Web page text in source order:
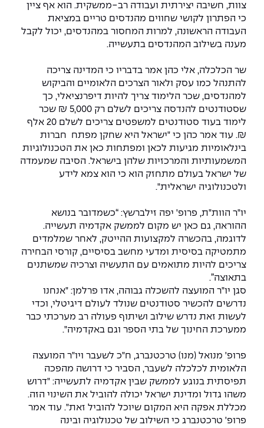
צוות, חשיבה יצירתית ועבודה רב-ממשקית. הוא אף ציין
כי הפתרון לקושי שחווים מהנדסים טריים במציאת
העבודה הראשונה, למרות המחסור במהנדסים, יכול לקבל
מענה בשילוב המהנדסים בתעשייה.
שר הכלכלה, אלי כהן אמר בדבריו כי המדינה צריכה
להתנהל כמו עסק ולאור הצרכים הלאומיים והביקוש
למהנדסים, שכר הלימוד צריך להיות דיפרנציאלי, כך
שסטודנטים להנדסה צריכים לשלם רק 5,000 ₪ שכר
לימוד בעוד סטודנטים למשפטים צריכים לשלם 20 אלף
₪. עוד אמר כהן כי "ישראל היא שחקן מפתח חברות
בינלאומיות מגיעות לכאן ומפתחות כאן את הטכנולוגיות
המשמעותיות והמרכזיות שלהן בישראל. הסיבה שמעמדה
של ישראל בעולם מתחזק הוא כי הוא צמא לידע
ולטכנולוגיה ישראלית".
יו"ר הוות"ת, פרופ' יפה זילברשץ: “כשמדובר בנושא
ההוראה, גם כאן יש מקום לממשק אקדמיה תעשייה.
לדוגמה, בהכשרה למקצועות ההייטק, לאחר שמלמדים
מתמטיקה בסיסית ומדעי מחשב בסיסיים, קורסי הבחירה
צריכים להיות מתואמים עם התעשיה וצרכיה שמשתנים
בתאוצה”.
סגן יו"ר המועצה להשכלה גבוהה, אדו פרלמן: "אנחנו
נדרשים להכשיר סטודנטים שנולד לעולם דיגיטלי, וכדי
לעשות זאת נדרש שילוב ושיתוף פעולה רב מערכתי כבר
ממערכת החינוך של בתי הספר וגם באקדמיה".
פרופ' מנואל (מנו) טרכטנברג, ח"כ לשעבר ויו"ר המועצה
הלאומית לכלכלה לשעבר, הסביר כי דרושה מהפכה
תפיסתית בנוגע לממשק שבין אקדמיה לתעשייה: "דרוש
משהו גדול ומדינת ישראל יכולה להוביל את השינוי הזה.
מכללת אפקה היא המקום שיוכל להוביל זאת". עוד אמר
פרופ' טרכטנברג כי השילוב של טכנולוגיה ובינה
לעבוד באפקה
אזור אישי
כניסה לסגל
כניסה לסטודנטים
היחידה ללימודי חוץ
קורס ניהול מוצר בשילוב AI
קורס דירקטורים
קורס אנרגיה מתחדשת
אווירה נפיצה במתקני חשמל ומכשור
קורס ניהול פרויקטים בשילוב AI
קורסים מקצועיים מותאמים לארגונים
סמסטר ראשון בתיכון
המרכז לקידום הלמידה
היחידה לבינלאומיות
שכר לימוד
מלגות
The Afeka Shop
חנות החדשנות והיזמות